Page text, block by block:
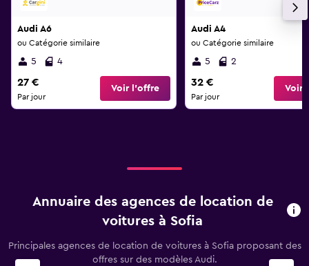
Audi A6
ou Catégorie similaire
5 4
27 €
Par jour
Voir l’offre
Audi A4
ou Catégorie similaire
5 2
32 €
Par jour
Voir
Annuaire des agences de location de
voitures à Sofia
Principales agences de location de voitures à Sofia proposant des
offres sur des modèles Audi.